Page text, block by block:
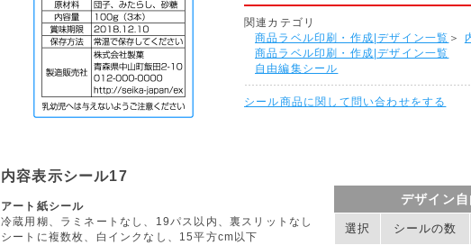
関連カテゴリ
商品ラベル印刷・作成|デザイン一覧 ＞
商品ラベル印刷・作成|デザイン一覧
自由編集シール
シール商品に関して問い合わせをする
内容表示シール17
アート紙シール
冷蔵用糊、ラミネートなし、19パス以内、裏スリットなし
シートに複数枚、白インクなし、15平方cm以下
デザイン
選択 シールの数